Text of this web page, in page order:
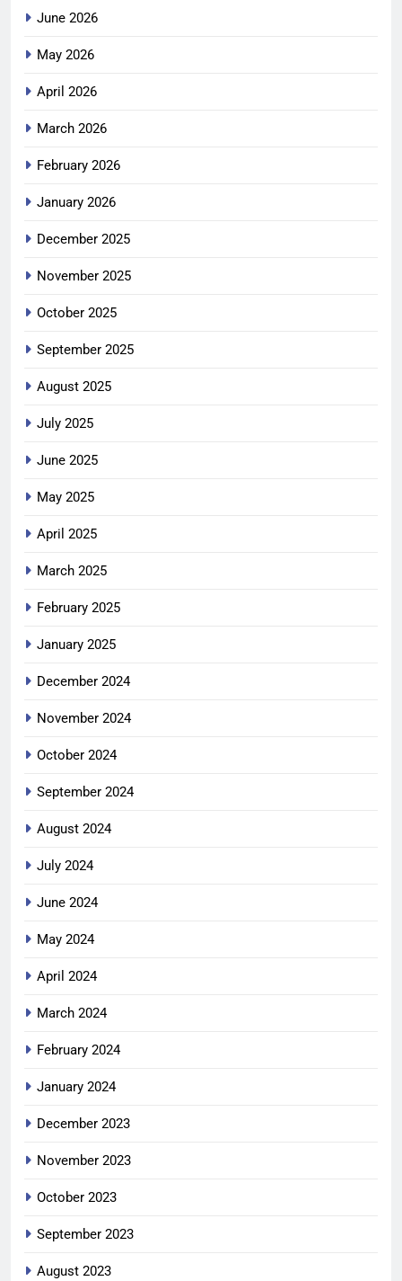
June 2026
May 2026
April 2026
March 2026
February 2026
January 2026
December 2025
November 2025
October 2025
September 2025
August 2025
July 2025
June 2025
May 2025
April 2025
March 2025
February 2025
January 2025
December 2024
November 2024
October 2024
September 2024
August 2024
July 2024
June 2024
May 2024
April 2024
March 2024
February 2024
January 2024
December 2023
November 2023
October 2023
September 2023
August 2023